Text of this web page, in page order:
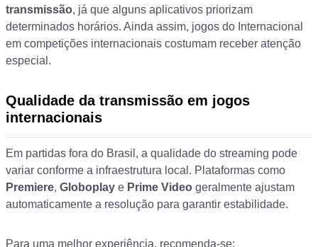
transmissão, já que alguns aplicativos priorizam
determinados horários. Ainda assim, jogos do Internacional
em competições internacionais costumam receber atenção
especial.
Qualidade da transmissão em jogos
internacionais
Em partidas fora do Brasil, a qualidade do streaming pode
variar conforme a infraestrutura local. Plataformas como
Premiere, Globoplay e Prime Video geralmente ajustam
automaticamente a resolução para garantir estabilidade.
Para uma melhor experiência, recomenda-se: